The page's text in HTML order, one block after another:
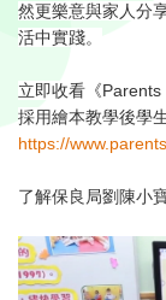
然更樂意與家人分
活中實踐。​
立即收看《
採用繪本教學後學
https://
了解保良局劉陳小